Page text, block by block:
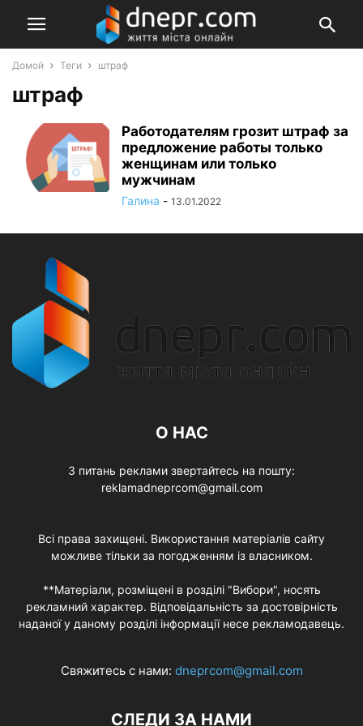
Домой Теги штраф
штраф
Работодателям грозит штраф за
предложение работы только
женщинам или только
мужчинам
Галина - 13.01.2022
О НАС
З питань реклами звертайтесь на пошту:
reklamadneprcom@gmail.com
Всі права захищені. Використання матеріалів сайту
можливе тільки за погодженням із власником.
**Матеріали, розміщені в розділі "Вибори", носять
рекламний характер. Відповідальність за достовірність
наданої у даному розділі інформації несе рекламодавець.
Свяжитесь с нами: dneprcom@gmail.com
СЛЕДИ ЗА НАМИ